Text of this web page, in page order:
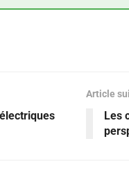
Article
Les